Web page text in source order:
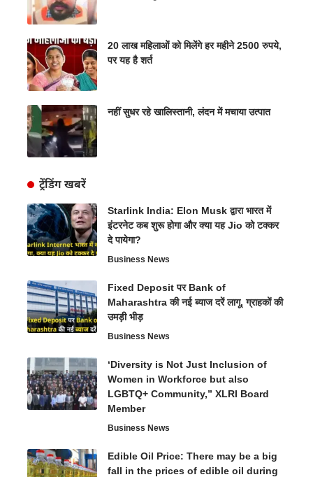
20 लाख महिलाओं को मिलेंगे हर महीने 2500 रुपये,
पर यह है शर्त
नहीं सुधर रहे खालिस्तानी, लंदन में मचाया उत्पात
ट्रेंडिंग खबरें
Starlink India: Elon Musk द्वारा भारत में
इंटरनेट कब शुरू होगा और क्या यह Jio को टक्कर
दे पायेगा?
Business News
Fixed Deposit पर Bank of
Maharashtra की नई ब्याज दरें लागू, ग्राहकों की
उमड़ी भीड़
Business News
‘Diversity is Not Just Inclusion of
Women in Workforce but also
LGBTQ+ Community,” XLRI Board
Member
Business News
Edible Oil Price: There may be a big
fall in the prices of edible oil during